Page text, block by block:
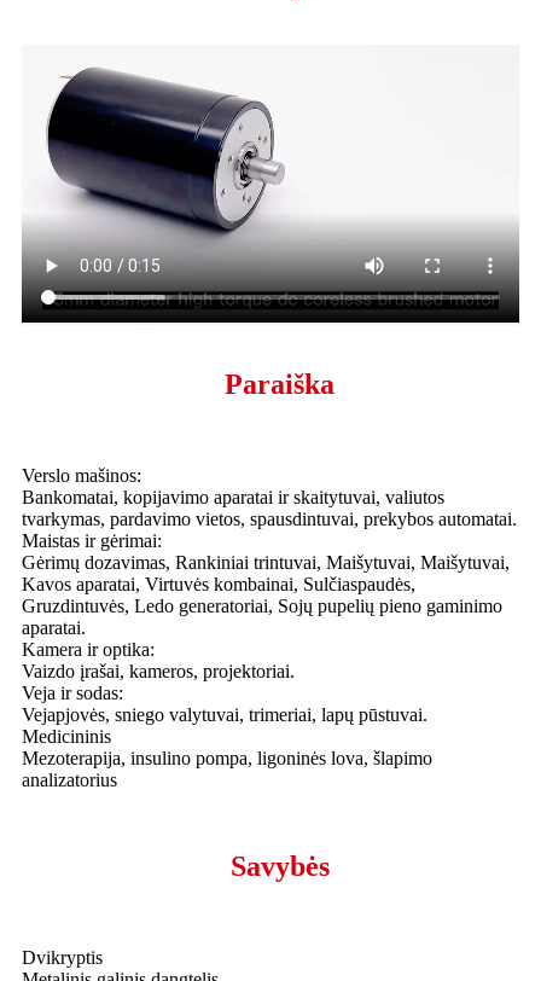
Paraiška
Verslo mašinos:
Bankomatai, kopijavimo aparatai ir skaitytuvai, valiutos
tvarkymas, pardavimo vietos, spausdintuvai, prekybos automatai.
Maistas ir gėrimai:
Gėrimų dozavimas, Rankiniai trintuvai, Maišytuvai, Maišytuvai,
Kavos aparatai, Virtuvės kombainai, Sulčiaspaudės,
Gruzdintuvės, Ledo generatoriai, Sojų pupelių pieno gaminimo
aparatai.
Kamera ir optika:
Vaizdo įrašai, kameros, projektoriai.
Veja ir sodas:
Vejapjovės, sniego valytuvai, trimeriai, lapų pūstuvai.
Medicininis
Mezoterapija, insulino pompa, ligoninės lova, šlapimo
analizatorius
Savybės
Dvikryptis